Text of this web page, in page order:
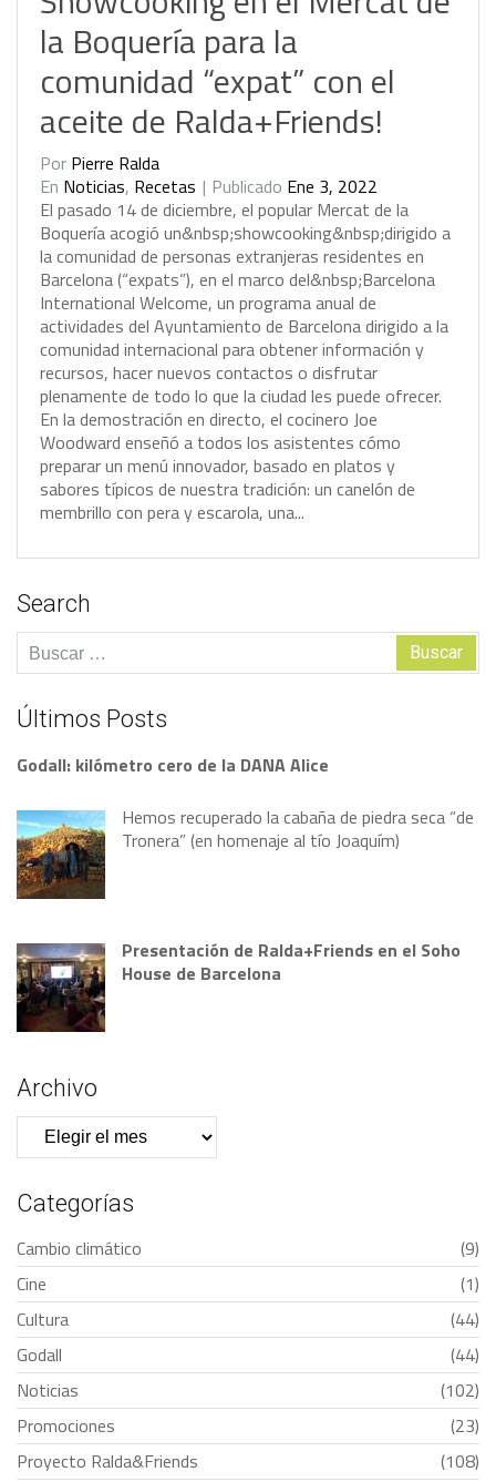
la Boquería para la
comunidad “expat” con el
aceite de Ralda+Friends!
Por Pierre Ralda
En Noticias, Recetas Publicado Ene 3, 2022
El pasado 14de diciembre, el popular Mercat de la
Boqueríaacogió un&nbsp;showcooking&nbsp;dirigido a
lacomunidad de personas extranjeras residentes en
Barcelona(“expats”), en el marco del&nbsp;Barcelona
International Welcome, un programaanual de
actividades del Ayuntamiento de Barcelonadirigido ala
comunidad internacional paraobtenerinformación y
recursos, hacernuevos contactos o disfrutar
plenamente de todo lo que laciudad les puede ofrecer.
En lademostración en directo, el cocinero Joe
Woodward enseñó a todos los asistentes cómo
prepararun menú innovador, basado en platos y
sabores típicos de nuestra tradición: un canelón de
membrillo con perayescarola, una...
Search
Buscar:
Últimos Posts
Godall: kilómetro cero de la DANA Alice
Hemos recuperado la cabaña de piedra seca “de
Tronera” (en homenaje al tío Joaquím)
Presentación de Ralda+Friends en el Soho
House de Barcelona
Archivo
Archivo
Categorías
Cambio climático
(9)
Cine
(1)
Cultura
(44)
Godall
(44)
Noticias
(102)
Promociones
(23)
Proyecto Ralda&Friends
(108)